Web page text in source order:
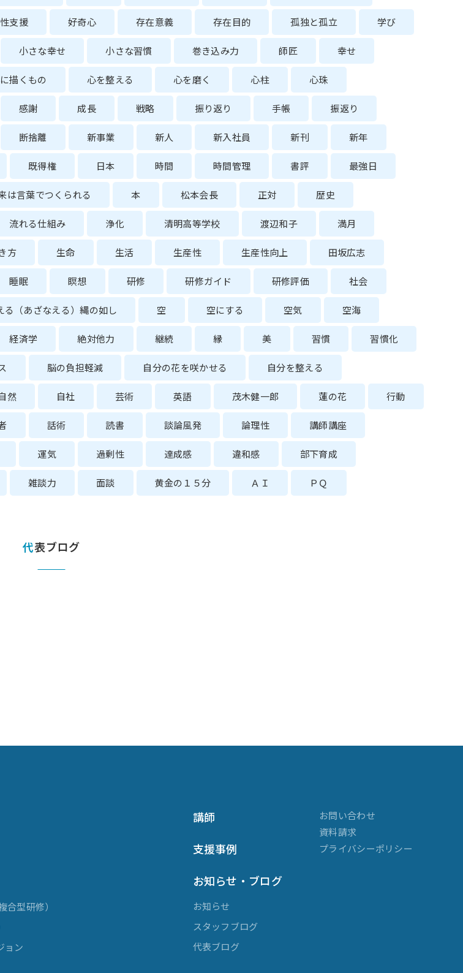
支援 好奇心 存在意義 存在目的 孤独と孤立 学び
小さな幸せ 小さな習慣 巻き込み力 師匠 幸せ
描くもの 心を整える 心を磨く 心柱 心珠
感謝 成長 戦略 振り返り 手帳 振返り
断捨離 新事業 新人 新入社員 新刊 新年
既得権 日本 時間 時間管理 書評 最強日
は言葉でつくられる 本 松本会長 正対 歴史
流れる仕組み 浄化 清明高等学校 渡辺和子 満月
方 生命 生活 生産性 生産性向上 田坂広志
睡眠 瞑想 研修 研修ガイド 研修評価 社会
る（あざなえる）縄の如し 空 空にする 空気 空海
経済学 絶対他力 継続 縁 美 習慣 習慣化
脳の負担軽減 自分の花を咲かせる 自分を整える
然 自社 芸術 英語 茂木健一郎 蓮の花 行動
話術 読書 談論風発 論理性 講師講座
運気 過剰性 達成感 違和感 部下育成
雑談力 面談 黄金の１５分 ＡＩ ＰＱ
代表ブログ
合型研修）
ョン
講師
支援事例
お知らせ・ブログ
お知らせ
スタッフブログ
代表ブログ
お問い合わせ
資料請求
プライバシーポリシー